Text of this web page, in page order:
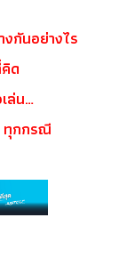
กันอย่างไร
ด
ล่น…
ทุกกรณี